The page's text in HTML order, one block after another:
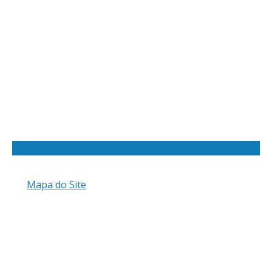
Mapa do Site